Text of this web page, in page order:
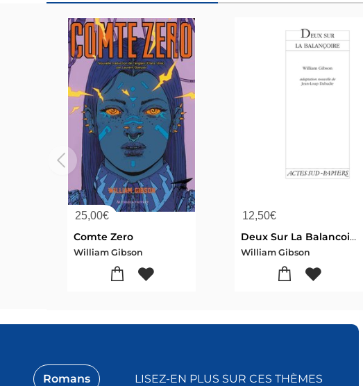
25,00€
Comte Zero
William Gibson
12,50€
Deux Sur La Balancoire
William Gibson
Romans LISEZ-EN PLUS SUR CES THÈMES